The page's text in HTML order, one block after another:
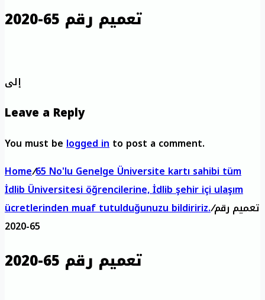
تعميم رقم 65-2020
إلى
Leave a Reply
You must belogged into post a comment.
Home/65 No'lu Genelge Üniversite kartı sahibi tüm
İdlib Üniversitesi öğrencilerine, İdlib şehir içi ulaşım
ücretlerinden muaf tutulduğunuzu bildiririz./تعميم رقم
65-2020
تعميم رقم 65-2020